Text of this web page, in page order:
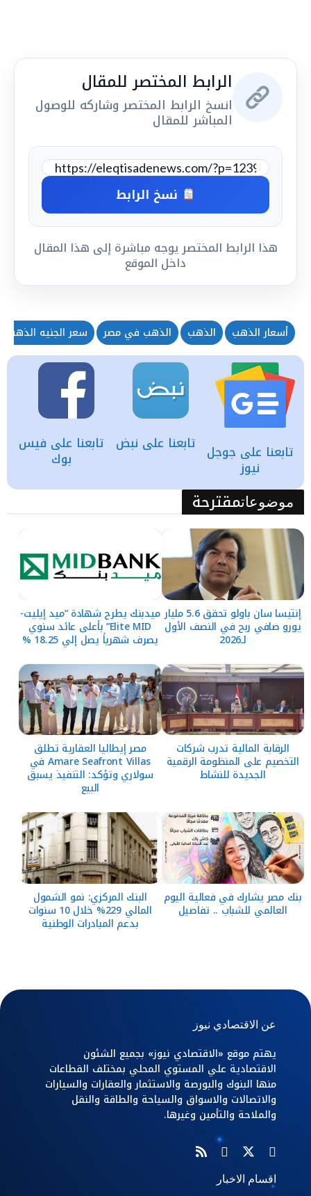
الرابط المختصر للمقال
انسخ الرابط المختصر وشاركه للوصول
المباشر للمقال
نسخ الرابط
هذا الرابط المختصر يوجه مباشرة إلى هذا المقال
داخل الموقع
أسعار الذهب الذهب الذهب في مصر سعر الجنيه الذهب
تابعنا على فيس
بوك
تابعنا على نبض تابعنا على جوجل
نيوز
موضوعاتمقترحة
إنتيسا سان باولو تحقق 5.6 مليار
يورو صافي ربح في النصف الأول
لـ2026
ميدبنك يطرح شهادة “ميد إيليت-
Elite MID” بأعلى عائد سنوي
يصرف شهرياً يصل إلي 18.25 %
الرقابة المالية تدرب شركات
التخصيم على المنظومة الرقمية
الجديدة للنشاط
مصر إيطاليا العقارية تطلق
Amare Seafront Villas في
سولاري وتؤكد: التنفيذ يسبق
البيع
بنك مصر يشارك في فعالية اليوم
العالمي للشباب .. تفاصيل
البنك المركزي: نمو الشمول
المالي 229% خلال 10 سنوات
بدعم المبادرات الوطنية
عن الاقتصادي نيوز
يهتم موقع «الاقتصادي نيوز» بجميع الشئون
الاقتصادية علي المستوي المحلي بمختلف القطاعات
منها البنوك والبورصة والاستثمار والعقارات والسيارات
والاتصالات والاسواق والسياحة والطاقة والنقل
والملاحة والتأمين وغيرها.
اقسام الاخبار